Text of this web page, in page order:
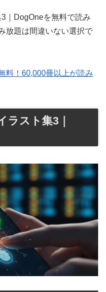
｜DogOneを無料で読み
放題は間違いない選択で
料！60,000冊以上が読み
ラスト集3｜